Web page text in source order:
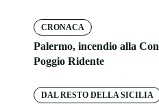
CRONACA
Palermo, incendio alla
Poggio Ridente
DAL RESTO DELLA SICILIA